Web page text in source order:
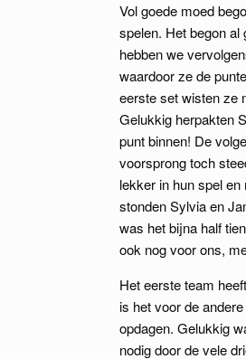
Vol goede moed
spelen. Het begon
hebben we
waardoor ze de
eerste set wisten ze
Gelukkig herpakten
punt binnen! De
voorsprong toch
lekker in hun spel
stonden Sylvia en
was het bijna half
ook nog voor ons,
Het eerste team
is het voor de
opdagen. Gelukkig
nodig door de vele